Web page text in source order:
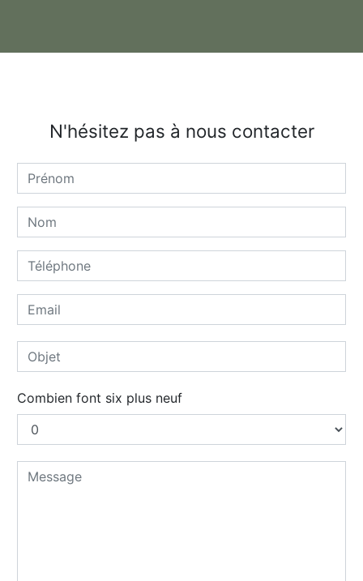
N'hésitez pas à nous contacter
Combien font six plus neuf